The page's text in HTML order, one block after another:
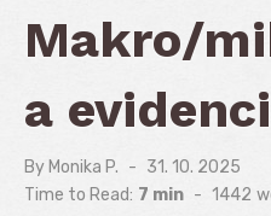
Makro/
a
By Monika P.
Posted
on
31. 10. 2025
Time to Read: 7 min - 1442